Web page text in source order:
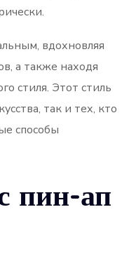
вдохновляя
а также находя
стиля. Этот стиль
так и тех, кто
способы
пин-ап